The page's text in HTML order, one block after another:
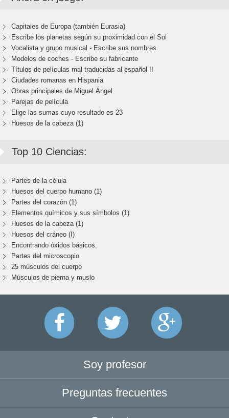
Capitales de Europa (también Eurasia)
Escribe los planetas según su proximidad con el Sol
Vocalista y grupo musical - Escribe sus nombres
Modelos de coches - Escribe su fabricante
Títulos de películas mal traducidas al español II
Ciudades romanas en Hispania
Obras principales de Miguel Ángel
Parejas de película
Elige las sumas cuyo resultado es 23
Huesos de la cabeza (1)
Top 10 Ciencias:
Partes de la célula
Huesos del cuerpo humano (1)
Partes del corazón (1)
Elementos químicos y sus símbolos (1)
Huesos de la cabeza (1)
Huesos del cráneo (I)
Encontrando óxidos básicos.
Partes del microscopio
25 músculos del cuerpo
Músculos de pierna y muslo
Soy profesor
Preguntas frecuentes